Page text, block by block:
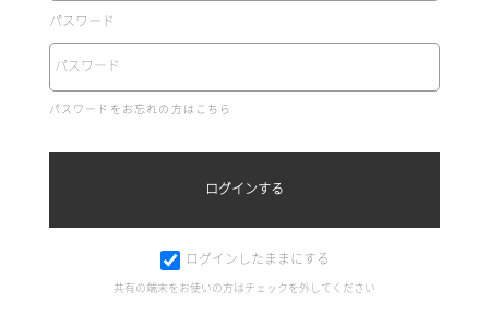
パスワード
パスワードをお忘れの方はこちら
ログインしたままにする
共有の端末をお使いの方はチェックを外してください